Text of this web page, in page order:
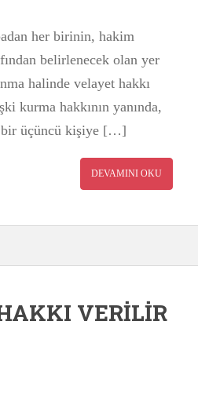
her birinin, hakim
belirlenecek olan yer
halinde velayet hakkı
kurma hakkının yanında,
bir üçüncü kişiye […]
DEVAMINI OKU
VERİLİR